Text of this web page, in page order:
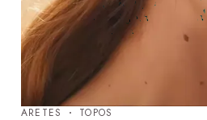
ARETES TOPOS